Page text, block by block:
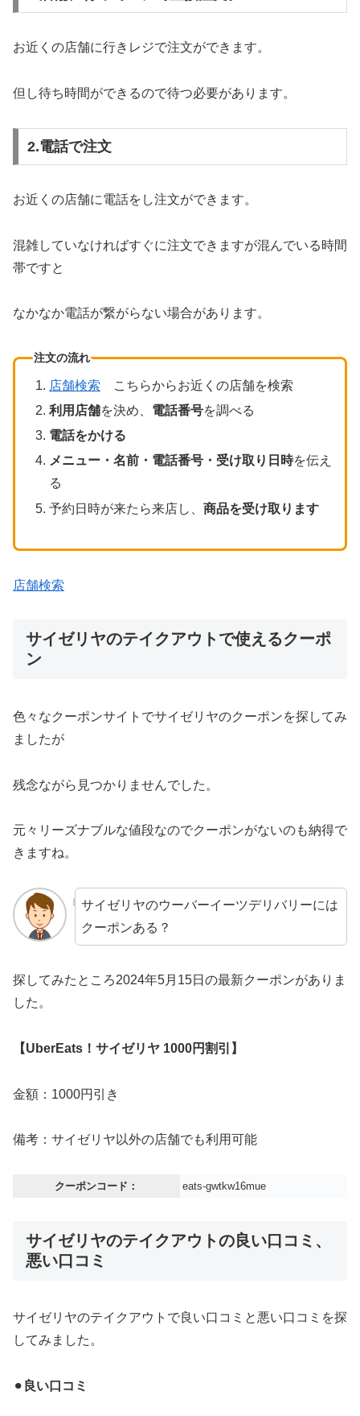
お近くの店舗に行きレジで注文ができます。
但し待ち時間ができるので待つ必要があります。
2.電話で注文
お近くの店舗に電話をし注文ができます。
混雑していなければすぐに注文できますが混んでいる時間
帯ですと
なかなか電話が繋がらない場合があります。
注文の流れ
店舗検索 こちらからお近くの店舗を検索
利用店舗を決め、 電話番号を調べる
電話をかける
メニュー・名前・電話番号・受け取り日時を伝え
る
予約日時が来たら来店し、 商品を受け取ります
店舗検索
サイゼリヤのテイクアウトで使えるクーポ
ン
色々なクーポンサイトでサイゼリヤのクーポンを探してみ
ましたが
残念ながら見つかりませんでした。
元々リーズナブルな値段なのでクーポンがないのも納得で
きますね。
サイゼリヤのウーバーイーツデリバリーには
クーポンある？
探してみたところ2024年5月15日の最新クーポンがありま
した。
【UberEats！サイゼリヤ 1000円割引】
金額：1000円引き
備考：サイゼリヤ以外の店舗でも利用可能
クーポンコード： eats-gwtkw16mue
サイゼリヤのテイクアウトの良い口コミ、
悪い口コミ
サイゼリヤのテイクアウトで良い口コミと悪い口コミを探
してみました。
⚫︎ 良い口コミ